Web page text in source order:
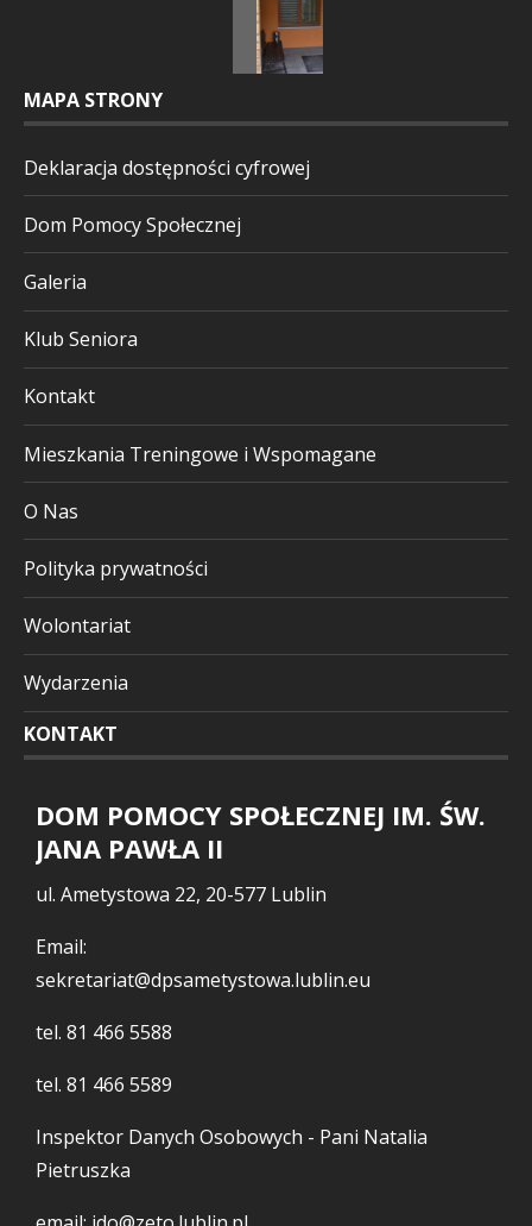
MAPA STRONY
Deklaracja dostępności cyfrowej
Dom Pomocy Społecznej
Galeria
Klub Seniora
Kontakt
Mieszkania Treningowe i Wspomagane
O Nas
Polityka prywatności
Wolontariat
Wydarzenia
KONTAKT
DOM POMOCY SPOŁECZNEJ IM. ŚW.
JANA PAWŁA II
ul. Ametystowa 22, 20-577 Lublin
Email:
sekretariat@dpsametystowa.lublin.eu
tel. 81 466 5588
tel. 81 466 5589
Inspektor Danych Osobowych - Pani Natalia
Pietruszka